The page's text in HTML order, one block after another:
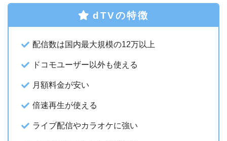
dTVの特徴
配信数は国内最大規模の12万以上
ドコモユーザー以外も使える
月額料金が安い
倍速再生が使える
ライブ配信やカラオケに強い